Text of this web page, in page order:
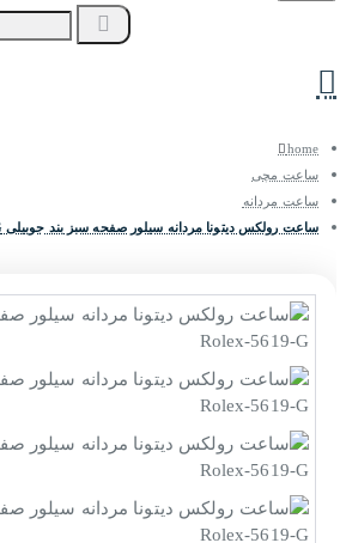
home
ساعت مچی
ساعت مردانه
ساعت رولکس دیتونا مردانه سیلور صفحه سبز بند جوبیلی Rolex-5619-G